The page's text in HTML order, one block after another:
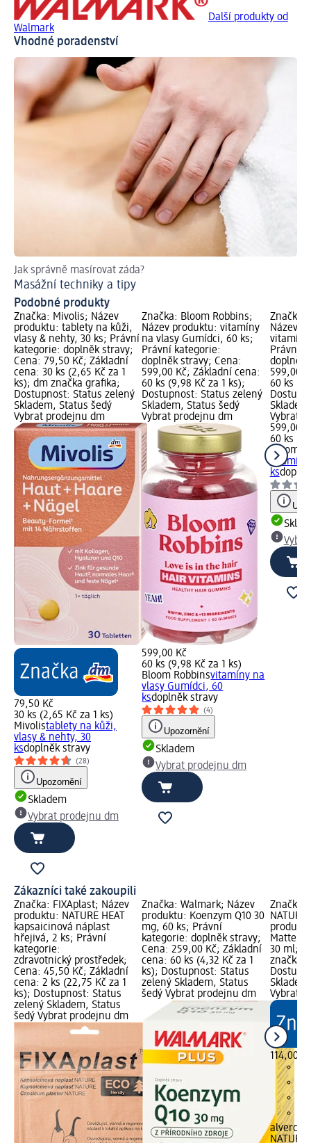
Další produkty od
Walmark
Vhodné poradenství
Jak správně masírovat záda?
Masážní techniky a tipy
Podobné produkty
Značka: Mivolis; Název
produktu: tablety na kůži,
vlasy & nehty, 30 ks; Právní
kategorie: doplněk stravy;
Cena: 79,50 Kč; Základní
cena: 30 ks (2,65 Kč za 1
ks); dm značka grafika;
Dostupnost: Status zelený
Skladem, Status šedý
Vybrat prodejnu dm
79,50 Kč
30 ks (2,65 Kč za 1 ks)
Mivolistablety na kůži,
vlasy & nehty, 30
ksdoplněk stravy
(28)
Upozornění
Skladem
Vybrat prodejnu dm
Značka: Bloom Robbins;
Název produktu: vitamíny
na vlasy Gumídci, 60 ks;
Právní kategorie:
doplněk stravy; Cena:
599,00 Kč; Základní cena:
60 ks (9,98 Kč za 1 ks);
Dostupnost: Status zelený
Skladem, Status šedý
Vybrat prodejnu dm
599,00 Kč
60 ks (9,98 Kč za 1 ks)
Bloom Robbinsvitamíny na
vlasy Gumídci, 60
ksdoplněk stravy
(4)
Upozornění
Skladem
Vybrat prodejnu dm
Značka:
Název
vitamíny
Právní
doplněk
599,00
60 ks
Vybrat
599,00
60 ks
Bloom
vitamíny
ks
Zákazníci také zakoupili
Značka: FIXAplast; Název
produktu: NATURE HEAT
kapsaicinová náplast
hřejivá, 2 ks; Právní
kategorie:
zdravotnický prostředek;
Cena: 45,50 Kč; Základní
cena: 2 ks (22,75 Kč za 1
ks); Dostupnost: Status
zelený Skladem, Status
šedý Vybrat prodejnu dm
Značka: Walmark; Název
produktu: Koenzym Q10 30
mg, 60 ks; Právní
kategorie: doplněk stravy;
Cena: 259,00 Kč; Základní
cena: 60 ks (4,32 Kč za 1
ks); Dostupnost: Status
zelený Skladem, Status
šedý Vybrat prodejnu dm
Značka:
Matte
30 ml;
značka
Vybrat
114,00
alverde